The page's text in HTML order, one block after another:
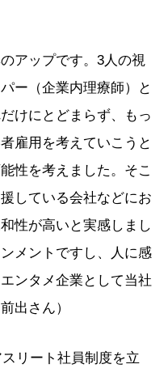
アップです。3人の視
ー（企業内理療師）と
けにとどまらず、もっ
雇用を考えていこうと
性を考えました。そこ
している会社などにお
性が高いと実感しまし
メントですし、人に感
ンタメ企業として当社
出さん）
リート社員制度を立